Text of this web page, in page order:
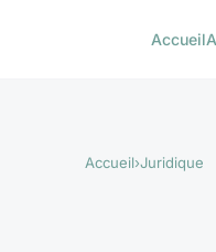
Accueil
Accueil›Juridique